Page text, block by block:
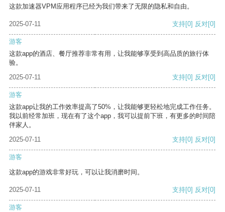
这款加速器VPM应用程序已经为我们带来了无限的隐私和自由。
2025-07-11 支持[0] 反对[0]
游客
这款app的酒店、餐厅推荐非常有用，让我能够享受到高品质的旅行体
验。
2025-07-11
支持[0] 反对[0]
游客
这款app让我的工作效率提高了50%，让我能够更轻松地完成工作任务。
我以前经常加班，现在有了这个app，我可以提前下班，有更多的时间陪
伴家人。
2025-07-11
支持[0] 反对[0]
游客
这款app的游戏非常好玩，可以让我消磨时间。
2025-07-11 支持[0] 反对[0]
游客